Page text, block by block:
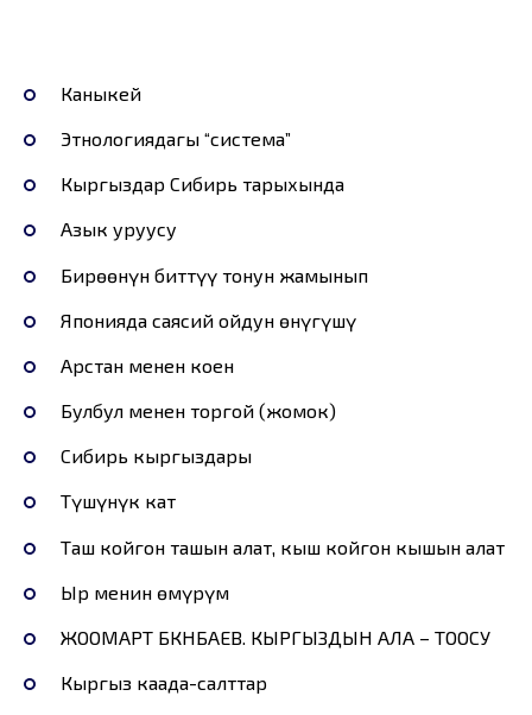
Каныкей
Этнологиядагы “система”
Кыргыздар Cибирь тарыхында
Азык уруусу
Бирөөнүн биттүү тонун жамынып
Японияда саясий ойдун өнүгүшү
Арстан менен коен
Булбул менен торгой (жомок)
Сибирь кыргыздары
Түшүнүк кат
Таш койгон ташын алат, кыш койгон кышын алат
Ыр менин өмүрүм
ЖООМАРТ БӨКӨНБАЕВ. КЫРГЫЗДЫН АЛА – ТООСУ
Кыргыз каада-салттар